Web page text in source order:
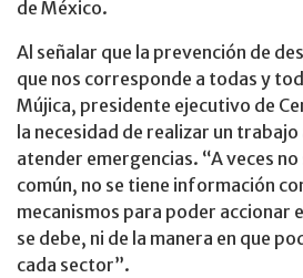
de México.
Al señalar que la prevención de
que nos corresponde a todas y
Mújica, presidente ejecutivo de
la necesidad de realizar un
atender emergencias. “A veces
común, no se tiene información
mecanismos para poder accionar
se debe, ni de la manera en que
cada sector”.